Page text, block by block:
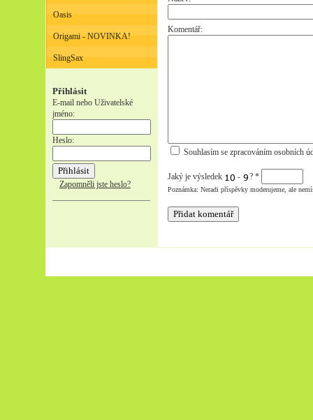
Oasis
Origami - NOVINKA!
SlingSax
Přihlásit
E-mail nebo Uživatelské
jméno:
Heslo:
Zapomněli jste heslo?
Komentář:
Souhlasím se zpracováním osobních
Jaký je výsledek - ? *
Poznámka: Neradi příspěvky moderujeme, ale